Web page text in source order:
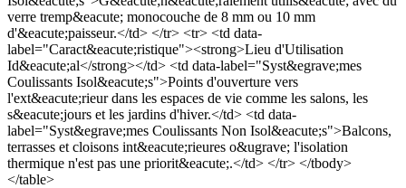
verre tremp&eacute; monocouche de 8 mm ou 10 mm
d'&eacute;paisseur.</td> </tr> <tr> <td data-
label="Caract&eacute;ristique"><strong>Lieu d'Utilisation
Id&eacute;al</strong></td> <td data-label="Syst&egrave;mes
Coulissants Isol&eacute;s">Points d'ouverture vers
l'ext&eacute;rieur dans les espaces de vie comme les salons, les
s&eacute;jours et les jardins d'hiver.</td> <td data-
label="Syst&egrave;mes Coulissants Non Isol&eacute;s">Balcons,
terrasses et cloisons int&eacute;rieures o&ugrave; l'isolation
thermique n'est pas une priorit&eacute;.</td> </tr> </tbody>
</table>